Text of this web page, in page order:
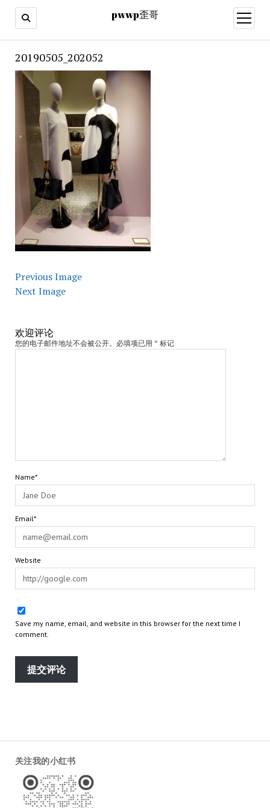
pwwp歪哥
open
menu
20190505_202052
Previous Image
Next Image
欢迎评论
您的电子邮件地址不会被公开。必填项已用 * 标记
Name*
Email*
Website
Save my name, email, and website in this browser for the next time I
comment.
关注我的小红书